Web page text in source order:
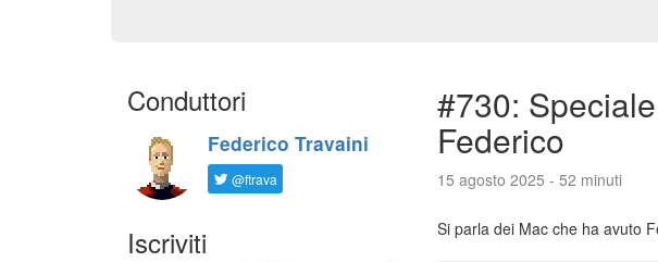
Conduttori
Federico Travaini
@ftrava
Iscriviti
#730:
Federico
15 agosto 2025 - 52 minuti
Si parla dei Mac che ha avuto